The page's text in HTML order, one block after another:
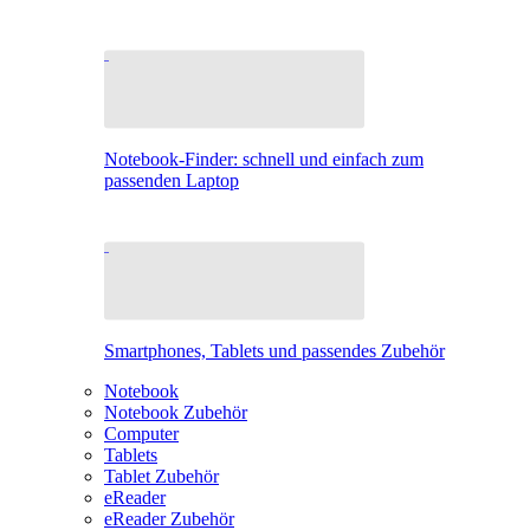
Notebook-Finder: schnell und einfach zum
passenden Laptop
Smartphones, Tablets und passendes Zubehör
Notebook
Notebook Zubehör
Computer
Tablets
Tablet Zubehör
eReader
eReader Zubehör